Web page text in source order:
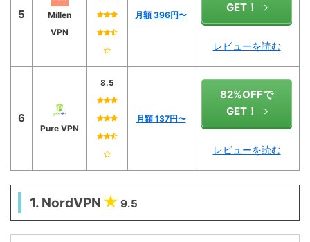
5
Millen
VPN
月額 396円〜
GET！
レビューを読む
6
Pure VPN
8.5
月額 137円〜
82%OFFで
GET！
レビューを読む
1. NordVPN 9.5